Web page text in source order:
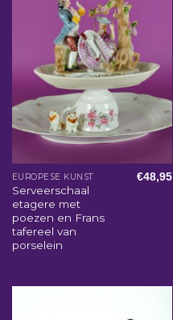
EUROPESE KUNST
Serveerschaal
etagere met
poezen en Frans
tafereel van
porselein
€48,95